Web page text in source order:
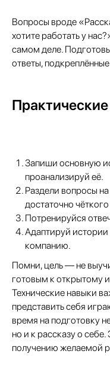
Вопросы вроде
хотите работать у
самом деле.
ответы,
Запиши основную
проанализируй её.​
Раздели вопросы на
достаточно чёткого
Потренируйся
Адаптируй
компанию.​
Помни, цель — не
готовым к открытому
Технические навыки
представить себя
время на подготовку
но и к рассказу о
получению желаемой